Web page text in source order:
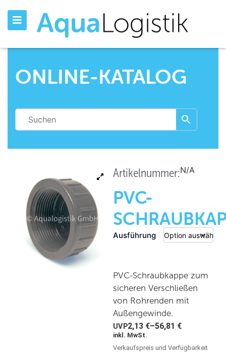
ONLINE-KATALOG
Artikelnummer:N/A
PVC-
Ausführung
PVC-Schraubkappe zum
sicheren Verschließen
von Rohrenden mit
Außengewinde.
2,13 €–56,81 €
inkl. MwSt.